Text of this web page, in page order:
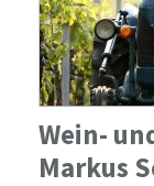
Wein-
Markus